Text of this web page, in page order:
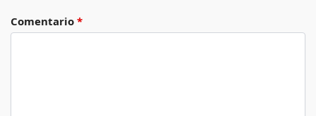
Comentario *